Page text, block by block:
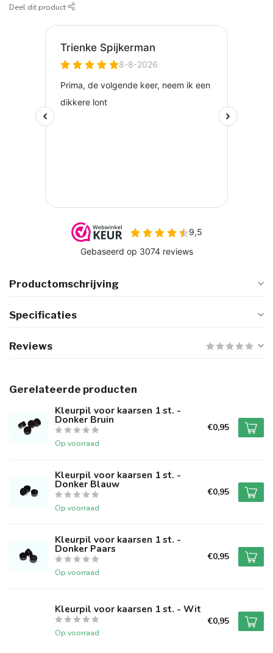
Deel dit product
Productomschrijving
Specificaties
Reviews
Gerelateerde producten
Kleurpil voor kaarsen 1 st. -
Donker Bruin
Op voorraad
€0,95
Kleurpil voor kaarsen 1 st. -
Donker Blauw
Op voorraad
€0,95
Kleurpil voor kaarsen 1 st. -
Donker Paars
Op voorraad
€0,95
Kleurpil voor kaarsen 1 st. - Wit
Op voorraad
€0,95